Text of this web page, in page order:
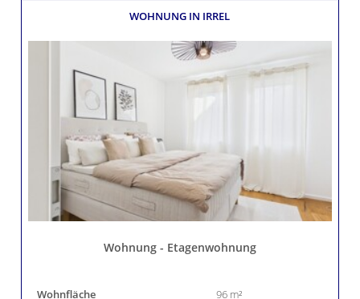
WOHNUNG IN IRREL
Wohnung - Etagenwohnung
Wohnfläche 96 m²